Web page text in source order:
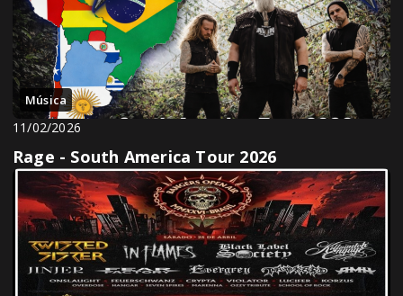
Música
11/02/2026
Rage - South America Tour 2026